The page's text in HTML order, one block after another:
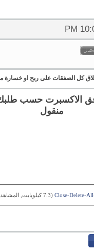
كل الصفقات على ربح او خسارة
الاكسبرت حسب
منقول
Close-Delete-(7.3 كيلوبايت, المشاهدات 36)